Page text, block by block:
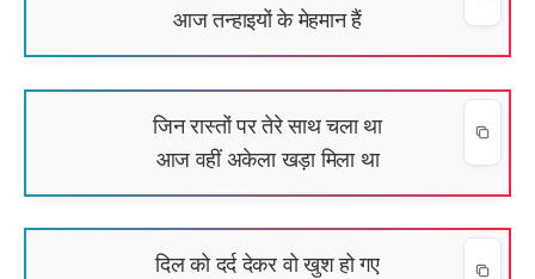
आज तन्हाइयों के मेहमान हैं
जिन रास्तों पर तेरे साथ चला था
आज वहीं अकेला खड़ा मिला था
दिल को दर्द देकर वो खुश हो गए